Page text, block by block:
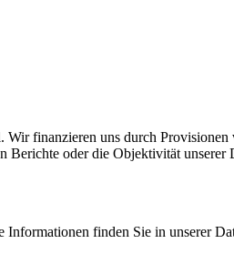
finanzieren uns durch
oder die Objektivität unserer
finden Sie in unserer